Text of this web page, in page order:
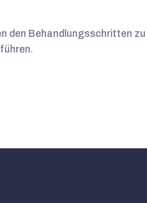
den Behandlungsschritten